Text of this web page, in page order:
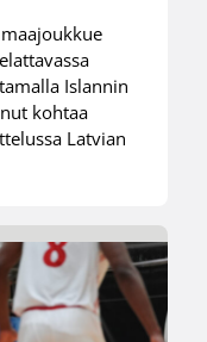
Islannin
kohtaa
Latvian